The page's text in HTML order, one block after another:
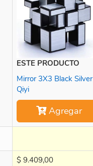
ESTE PRODUCTO
Mirror 3X3 Black Silver
Qiyi
Agregar
$ 9.409,00